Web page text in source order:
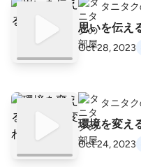
タニタ
思いを伝え
Oct 28, 2023
タニタ
環境を変え
Oct 24, 2023